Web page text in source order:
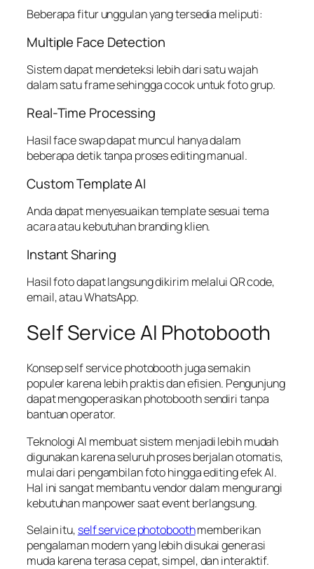
Beberapa fitur unggulan yang tersedia meliputi:
Multiple Face Detection
Sistem dapat mendeteksi lebih dari satu wajah
dalam satu frame sehingga cocok untuk foto grup.
Real-Time Processing
Hasil face swap dapat muncul hanya dalam
beberapa detik tanpa proses editing manual.
Custom Template AI
Anda dapat menyesuaikan template sesuai tema
acara atau kebutuhan branding klien.
Instant Sharing
Hasil foto dapat langsung dikirim melalui QR code,
email, atau WhatsApp.
Self Service AI Photobooth
Konsep self service photobooth juga semakin
populer karena lebih praktis dan efisien. Pengunjung
dapat mengoperasikan photobooth sendiri tanpa
bantuan operator.
Teknologi AI membuat sistem menjadi lebih mudah
digunakan karena seluruh proses berjalan otomatis,
mulai dari pengambilan foto hingga editing efek AI.
Hal ini sangat membantu vendor dalam mengurangi
kebutuhan manpower saat event berlangsung.
Selain itu, self service photoboothmemberikan
pengalaman modern yang lebih disukai generasi
muda karena terasa cepat, simpel, dan interaktif.